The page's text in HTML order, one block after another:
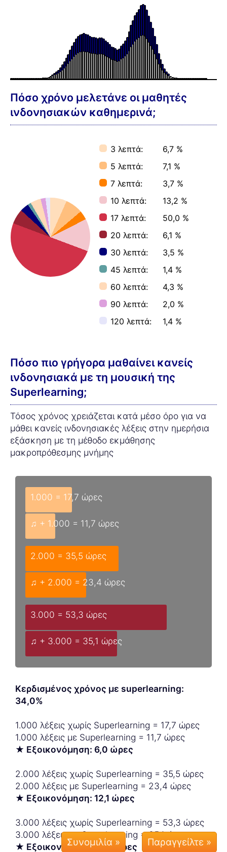
Πόσο χρόνο μελετάνε οι μαθητές
ινδονησιακών καθημερινά;
3 λεπτά:
6,7 %
5 λεπτά:
7,1 %
7 λεπτά:
3,7 %
10 λεπτά:
13,2 %
17 λεπτά:
50,0 %
20 λεπτά:
6,1 %
30 λεπτά:
3,5 %
45 λεπτά:
1,4 %
60 λεπτά:
4,3 %
90 λεπτά:
2,0 %
120 λεπτά:
1,4 %
Πόσο πιο γρήγορα μαθαίνει κανείς
ινδονησιακά με τη μουσική της
Superlearning;
Τόσος χρόνος χρειάζεται κατά μέσο όρο για να
μάθει κανείς ινδονησιακές λέξεις στην ημερήσια
εξάσκηση με τη μέθοδο εκμάθησης
μακροπρόθεσμης μνήμης
1.000 = 17,7 ώρες
♫ + 1.000 = 11,7 ώρες
2.000 = 35,5 ώρες
♫ + 2.000 = 23,4 ώρες
3.000 = 53,3 ώρες
♫ + 3.000 = 35,1 ώρες
Κερδισμένος χρόνος με superlearning:
34,0%
1.000 λέξεις χωρίς Superlearning = 17,7 ώρες
1.000 λέξεις με Superlearning = 11,7 ώρες
★ Εξοικονόμηση: 6,0 ώρες
2.000 λέξεις χωρίς Superlearning = 35,5 ώρες
2.000 λέξεις με Superlearning = 23,4 ώρες
★ Εξοικονόμηση: 12,1 ώρες
3.000 λέξεις χωρίς Superlearning = 53,3 ώρες
3.000 λέξεις με Superlearning = 35,1 ώρες
★ Εξοικονόμηση: 18,2 ώρες
Συνομιλία »